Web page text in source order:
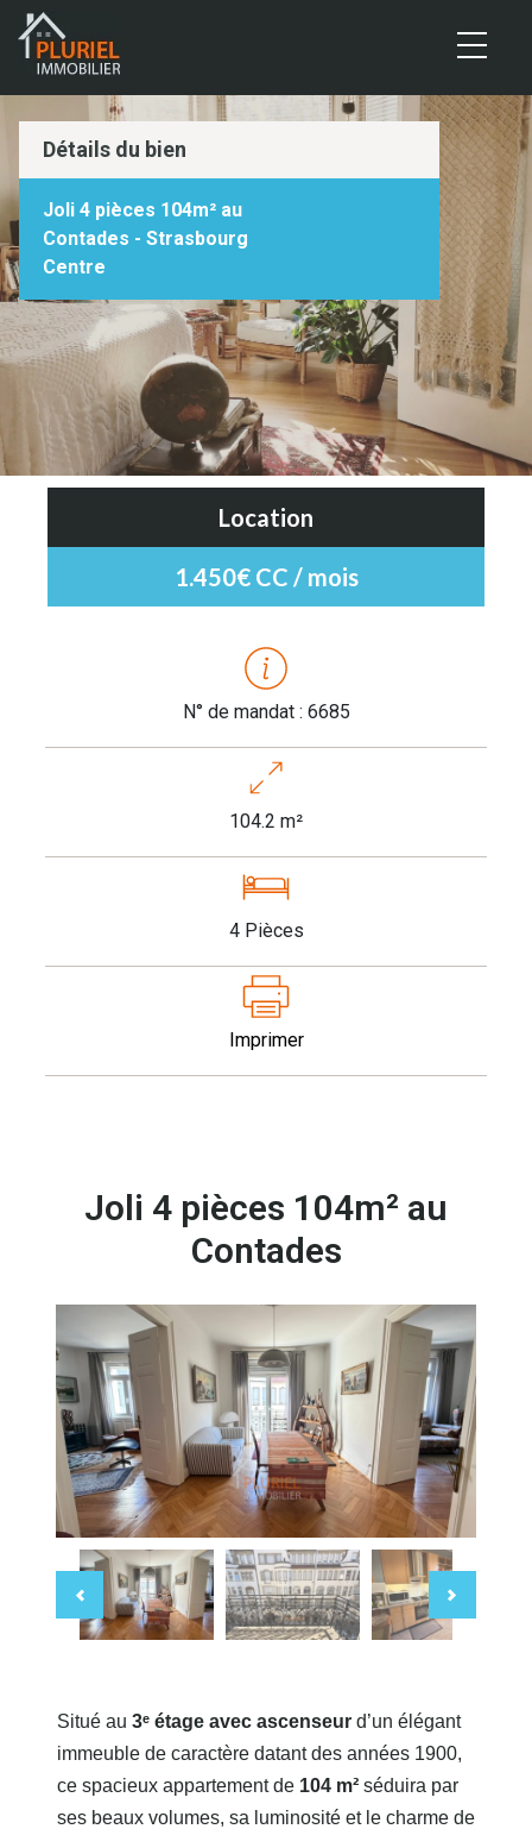
Détails du bien
Joli 4 pièces 104m² au
Contades - Strasbourg
Centre
Location
1.450€ CC / mois
N° de mandat : 6685
104.2 m²
4 Pièces
Imprimer
Joli 4 pièces 104m² au
Contades
Situé au 3ᵉ étage avec ascenseur d’un élégant
immeuble de caractère datant des années 1900,
ce spacieux appartement de 104 m² séduira par
ses beaux volumes, sa luminosité et le charme de
Panneau de gestion des cookies